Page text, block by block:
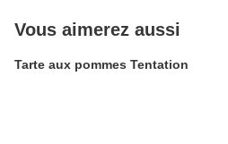
Vous aimerez aussi
Tarte aux pommes Tentation